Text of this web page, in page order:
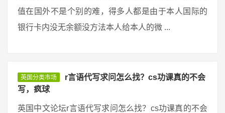
值在国外不是个别的难，得多人都是由于本人国际的
银行卡内没无余额没方法本人给本人的微 ...
英国分类市场
r言语代写求问怎么找？cs功课真的不会
写，疯球
英国中文论坛r言语代写求问怎么找？cs功课真的不会